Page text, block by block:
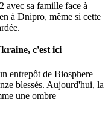
sa famille face à
à Dnipro, même si cette
c'est ici
entrepôt de Biosphere
blessés. Aujourd'hui, la
une ombre